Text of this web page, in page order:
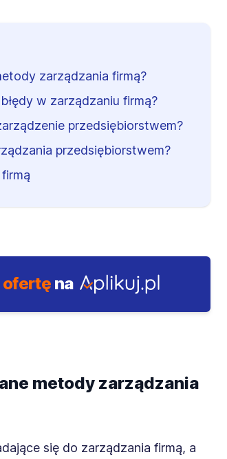
zarządzania firmą?
w zarządzaniu firmą?
przedsiębiorstwem?
przedsiębiorstwem?
ofertę na
metody zarządzania
się do zarządzania firmą, a